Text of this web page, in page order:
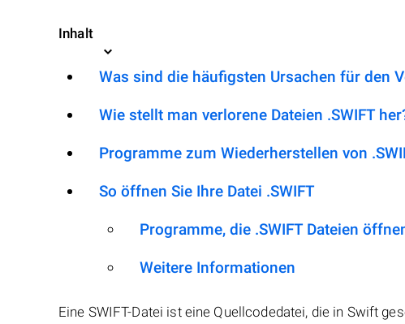
Inhalt
Was sind die häufigsten Ursachen für den
Wie stellt man verlorene Dateien .SWIFT
Programme zum Wiederherstellen von
So öffnen Sie Ihre Datei .SWIFT
Programme, die .SWIFT Dateien
Weitere Informationen
Eine SWIFT-Datei ist eine Quellcodedatei, die in Swift